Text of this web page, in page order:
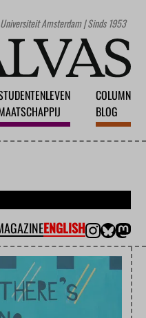
Amsterdam | Sinds 1953
COLUMN
BLOG
ENGLISH